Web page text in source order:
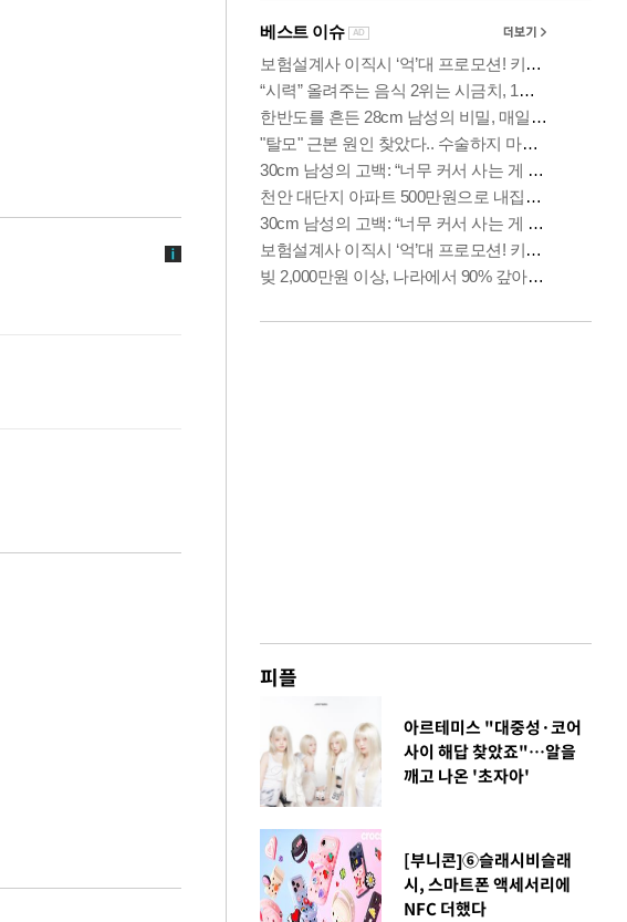
피플
아르테미스 "대중성·코어
사이 해답 찾았죠"…알을
깨고 나온 '초자아'
[부니콘]⑥슬래시비슬래
시, 스마트폰 액세서리에
NFC 더했다